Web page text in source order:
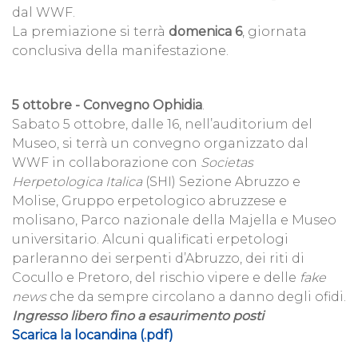
dal WWF.
La premiazione si terrà domenica 6, giornata
conclusiva della manifestazione.
5 ottobre - Convegno Ophidia.
Sabato 5 ottobre, dalle 16, nell’auditorium del
Museo, si terrà un convegno organizzato dal
WWF in collaborazione con Societas
Herpetologica Italica(SHI) Sezione Abruzzo e
Molise, Gruppo erpetologico abruzzese e
molisano, Parco nazionale della Majella e Museo
universitario. Alcuni qualificati erpetologi
parleranno dei serpenti d’Abruzzo, dei riti di
Cocullo e Pretoro, del rischio vipere e delle fake
newsche da sempre circolano a danno degli ofidi.
Ingresso libero fino a esaurimento posti
Scarica la locandina (.pdf)